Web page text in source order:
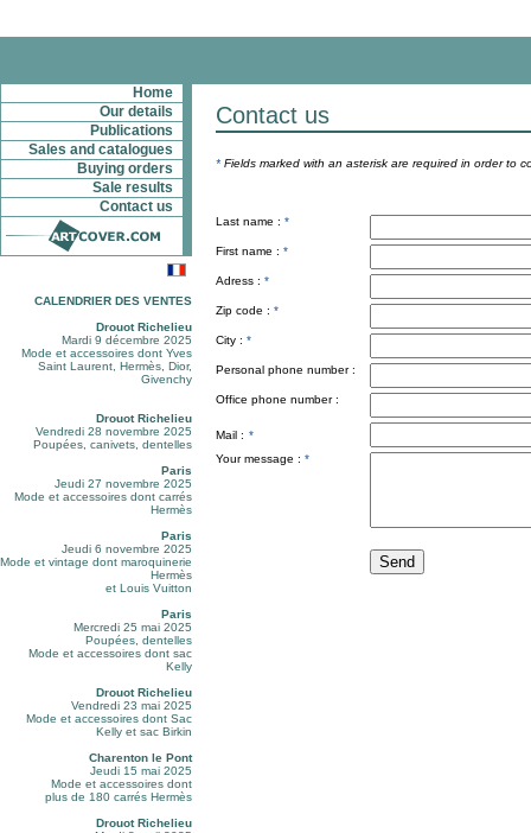
Home
Our details
Publications
Sales and catalogues
Buying orders
Sale results
Contact us
CALENDRIER DES VENTES
Drouot Richelieu
Mardi 9 décembre 2025
Mode et accessoires dont Yves
Saint Laurent, Hermès, Dior,
Givenchy
Drouot Richelieu
Vendredi 28 novembre 2025
Poupées, canivets, dentelles
Paris
Jeudi 27 novembre 2025
Mode et accessoires dont carrés
Hermès
Paris
Jeudi 6 novembre 2025
Mode et vintage dont maroquinerie
Hermès
et Louis Vuitton
Paris
Mercredi 25 mai 2025
Poupées, dentelles
Mode et accessoires dont sac
Kelly
Drouot Richelieu
Vendredi 23 mai 2025
Mode et accessoires dont Sac
Kelly et sac Birkin
Charenton le Pont
Jeudi 15 mai 2025
Mode et accessoires dont
plus de 180 carrés Hermès
Drouot Richelieu
Contact us
* Fields marked with an asterisk are required in order to
Last name : *
First name : *
Adress : *
Zip code : *
City : *
Personal phone number :
Office phone number :
Mail : *
Your message : *